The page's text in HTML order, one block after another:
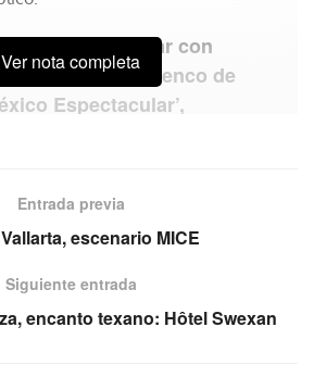
de orgullo contar con
en el elenco de
Espectacular’,
la Piel’. También hemos
intérpretes para que
los espectadores con
auditiva, en beneficio
personas sordas que
Ver nota completa
Entrada previa
escenario MICE
Siguiente entrada
encanto texano: Hôtel Swexan